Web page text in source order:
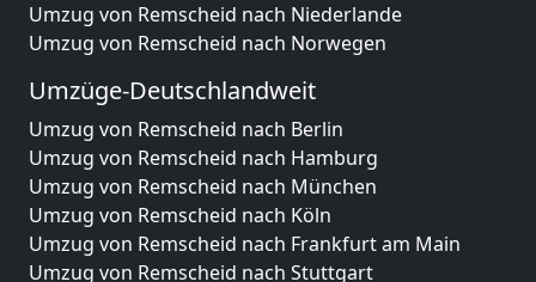
Umzug von Remscheid nach Niederlande
Umzug von Remscheid nach Norwegen
Umzüge-Deutschlandweit
Umzug von Remscheid nach Berlin
Umzug von Remscheid nach Hamburg
Umzug von Remscheid nach München
Umzug von Remscheid nach Köln
Umzug von Remscheid nach Frankfurt am Main
Umzug von Remscheid nach Stuttgart